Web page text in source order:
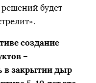
будет
создание
–
в закрытии дыр